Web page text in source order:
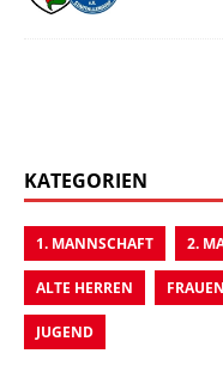
KATEGORIEN
1. MANNSCHAFT 2.
ALTE HERREN
JUGEND